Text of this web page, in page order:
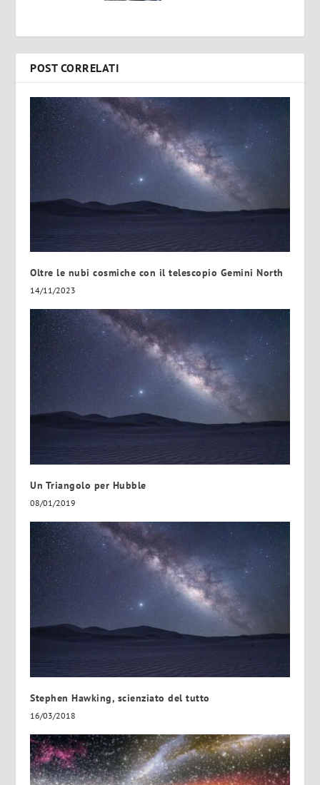
POST CORRELATI
Oltre le nubi cosmiche con il telescopio Gemini North
14/11/2023
Un Triangolo per Hubble
08/01/2019
Stephen Hawking, scienziato del tutto
16/03/2018